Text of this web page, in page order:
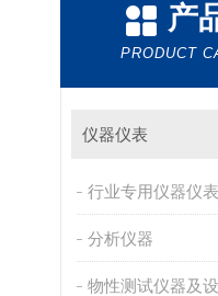
产
PRODUCT
仪器仪表
行业专用仪器仪表
分析仪器
物性测试仪器及